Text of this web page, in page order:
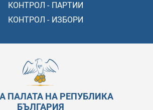
КОНТРОЛ - ПАРТИИ
КОНТРОЛ - ИЗБОРИ
ПАЛАТА НА РЕПУБЛИКА
БЪЛГАРИЯ